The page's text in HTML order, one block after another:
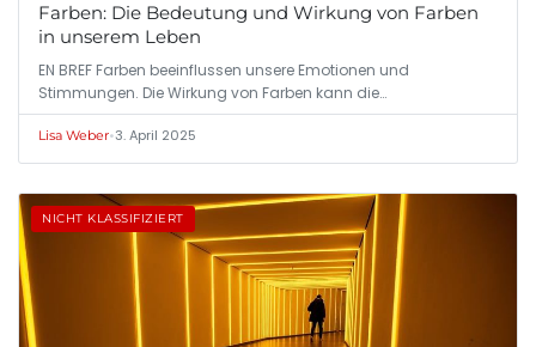
Farben: Die Bedeutung und Wirkung von Farben
in unserem Leben
EN BREF Farben beeinflussen unsere Emotionen und
Stimmungen. Die Wirkung von Farben kann die…
Lisa Weber•3. April 2025
NICHT KLASSIFIZIERT